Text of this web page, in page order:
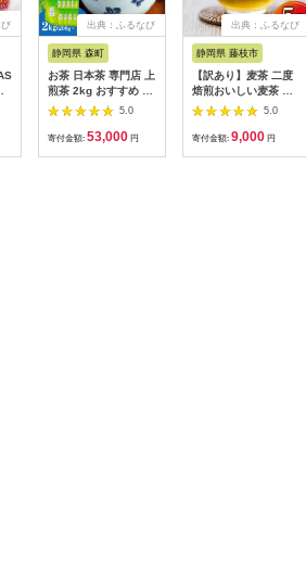
出典：ふるなび
静岡県 森町
お茶 日本茶 専門店 上
煎茶 2kg おすすめ お
茶
5.0
寄付金額: 53,000 円
出典：ふるなび
静岡県 藤枝市
【訳あり】麦茶 二度
焙煎おいしい麦茶 業
務用 100P×5 お茶
5.0
寄付金額: 9,000 円